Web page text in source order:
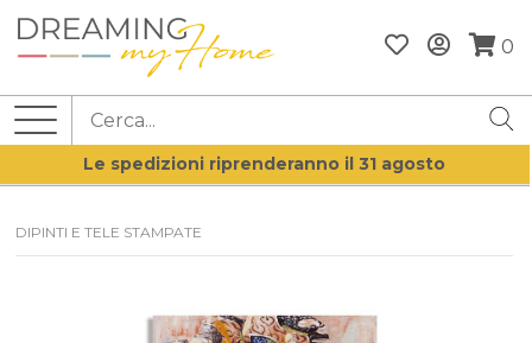
0
Le spedizioni riprenderanno il 31 agosto
DIPINTI E TELE STAMPATE